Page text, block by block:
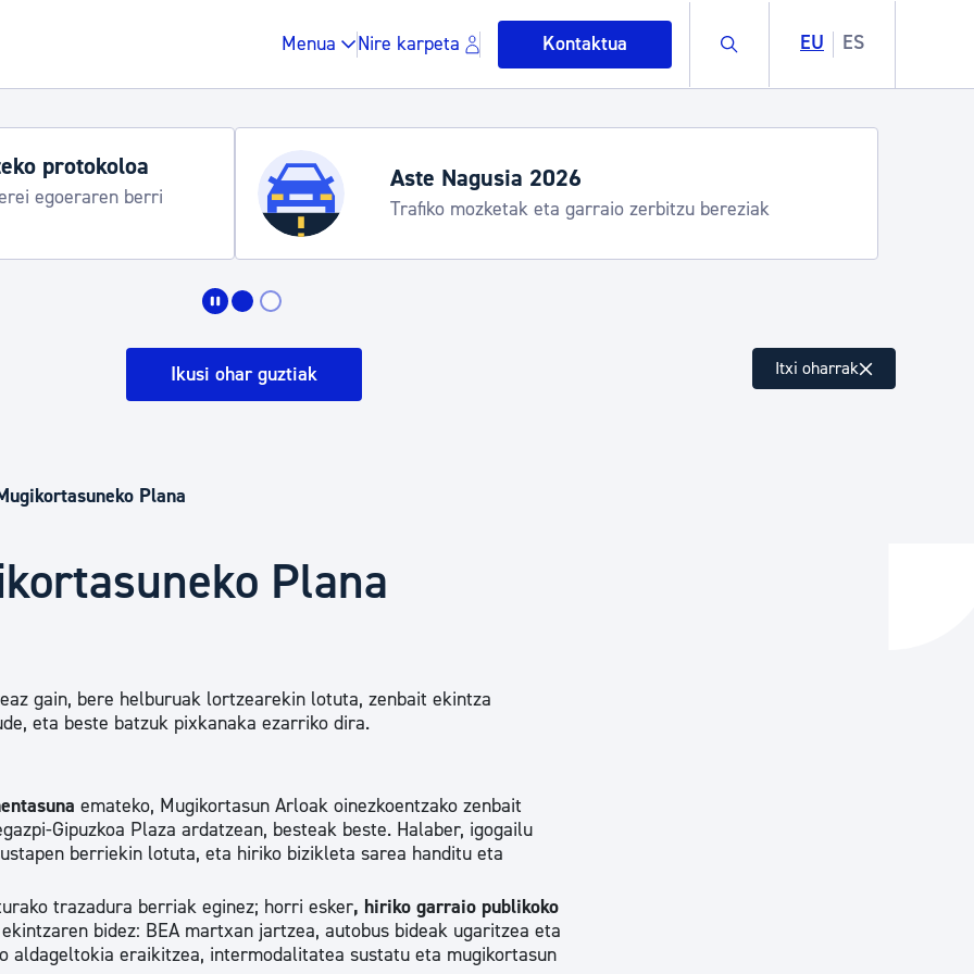
Menua Nire karpeta Kontaktua Buscar EU ES
Gune publikoa, hondakinak eta ingurumena
Garapen ekonomikoa eta enplegua
Turismoa
protokoloa
egoeraren berri
Aste Nagusia 2026
Trafiko mozketak eta garraio zerbitzu bereziak
Ikusi ohar guztiak Itxi oharrak
Plana
Plana
gain, bere helburuak lortzearekin lotuta, zenbait ekintza
eta beste batzuk pixkanaka ezarriko dira.
emateko, Mugikortasun Arloak oinezkoentzako zenbait
Gipuzkoa Plaza ardatzean, besteak beste. Halaber, igogailu
berriekin lotuta, eta hiriko bizikleta sarea handitu eta
trazadura berriak eginez; horri esker, hiriko garraio publikoko
bidez: BEA martxan jartzea, autobus bideak ugaritzea eta
aldageltokia eraikitzea, intermodalitatea sustatu eta mugikortasun